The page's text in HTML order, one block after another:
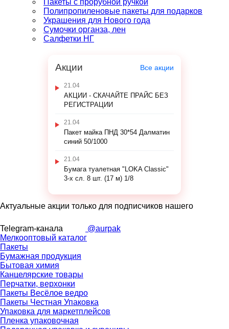
Полипропиленовые пакеты для подарков
Украшения для Нового года
Сумочки органза, лен
Салфетки НГ
Акции Все акции
21.04
АКЦИИ - СКАЧАЙТЕ ПРАЙС БЕЗ
РЕГИСТРАЦИИ
21.04
Пакет майка ПНД 30*54 Далматин
синий 50/1000
21.04
Бумага туалетная "LOKA Classic"
3-х сл. 8 шт. (17 м) 1/8
Актуальные акции только для подписчиков нашего
Telegram-канала
@aurpak
Мелкооптовый каталог
Пакеты
Бумажная продукция
Бытовая химия
Канцелярские товары
Перчатки, верхонки
Пакеты Весёлое ведро
Пакеты Честная Упаковка
Упаковка для маркетплейсов
Пленка упаковочная